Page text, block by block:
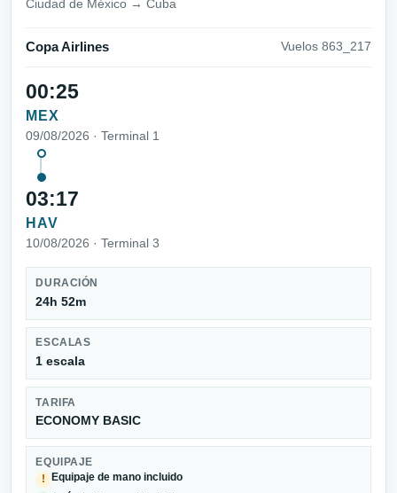
Ciudad de México → Cuba
Copa Airlines Vuelos 863_217
00:25
MEX
09/08/2026 · Terminal 1
03:17
HAV
10/08/2026 · Terminal 3
DURACIÓN
24h 52m
ESCALAS
1 escala
TARIFA
ECONOMY BASIC
EQUIPAJE
!
Equipaje de mano incluido